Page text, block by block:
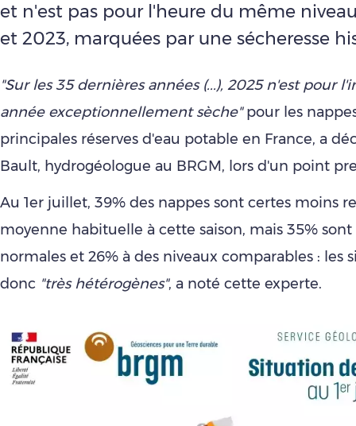
et n'est pas pour l'heure du même
et 2023, marquées par une sécheresse
"Sur les 35 dernières années (...), 2025 n'est pour
année exceptionnellement sèche"pour les
principales réserves d'eau potable en France, a
Bault, hydrogéologue au BRGM, lors d'un point
Au 1er juillet, 39% des nappes sont certes moins
moyenne habituelle à cette saison, mais 35% sont
normales et 26% à des niveaux comparables : les
donc "très hétérogènes", a noté cette experte.